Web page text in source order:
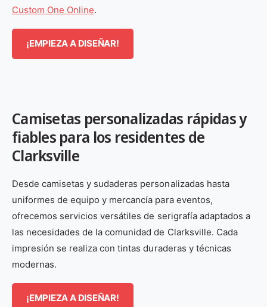
Custom One Online.
¡EMPIEZA A DISEÑAR!
Camisetas personalizadas rápidas y
fiables para los residentes de
Clarksville
Desde camisetas y sudaderas personalizadas hasta
uniformes de equipo y mercancía para eventos,
ofrecemos servicios versátiles de serigrafía adaptados a
las necesidades de la comunidad de Clarksville. Cada
impresión se realiza con tintas duraderas y técnicas
modernas.
¡EMPIEZA A DISEÑAR!